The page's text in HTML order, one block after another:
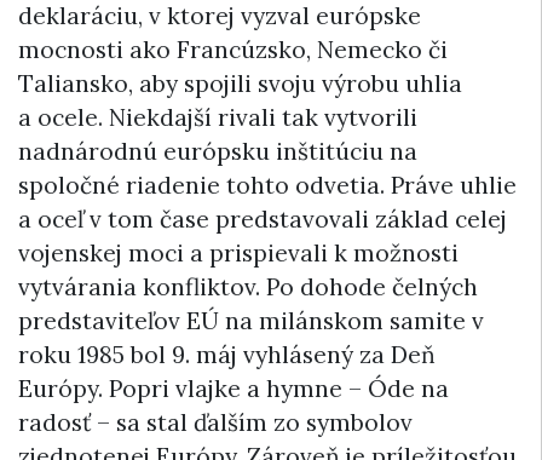
deklaráciu, v ktorej vyzval európske
mocnosti ako Francúzsko, Nemecko či
Taliansko, aby spojili svoju výrobu uhlia
a ocele. Niekdajší rivali tak vytvorili
nadnárodnú európsku inštitúciu na
spoločné riadenie tohto odvetia. Práve uhlie
a oceľ v tom čase predstavovali základ celej
vojenskej moci a prispievali k možnosti
vytvárania konfliktov. Po dohode čelných
predstaviteľov EÚ na milánskom samite v
roku 1985 bol 9. máj vyhlásený za Deň
Európy. Popri vlajke a hymne – Óde na
radosť – sa stal ďalším zo symbolov